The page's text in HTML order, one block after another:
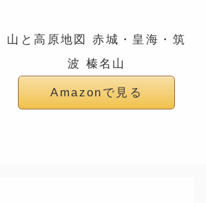
山と高原地図 赤城・皇海・筑
波 榛名山
Amazonで見る